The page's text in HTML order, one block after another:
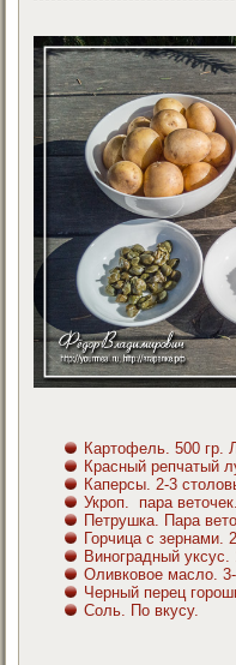
Картофель. 500 гр.
Красный репчатый
Каперсы. 2-3
Укроп. пара веточек.
Петрушка. Пара
Горчица с зернами.
Виноградный
Оливковое масло.
Черный перец
Соль. По вкусу.